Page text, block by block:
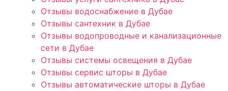
Отзывы водоснабжение в Дубае
Отзывы сантехник в Дубае
Отзывы водопроводные и канализационные
сети в Дубае
Отзывы системы освещения в Дубае
Отзывы сервис шторы в Дубае
Отзывы автоматические шторы в Дубае